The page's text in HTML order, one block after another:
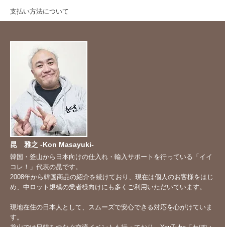
支払い方法について
昆 雅之 -Kon Masayuki-
韓国・釜山から日本向けの仕入れ・輸入サポートを行っている「イイ
コレ！」代表の昆です。
2008年から韓国商品の紹介を続けており、現在は個人のお客様をはじ
め、中ロット規模の業者様向けにも多くご利用いただいています。
現地在住の日本人として、スムーズで安心できる対応を心がけていま
す。